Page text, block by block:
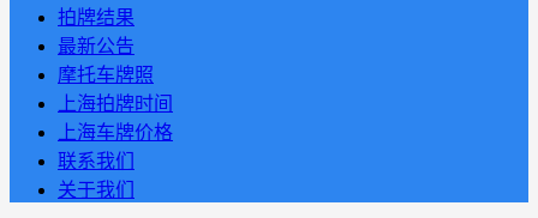
拍牌结果
最新公告
摩托车牌照
上海拍牌时间
上海车牌价格
联系我们
关于我们